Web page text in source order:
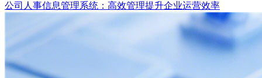
公司人事信息管理系统：高效管理提升企业运营效率